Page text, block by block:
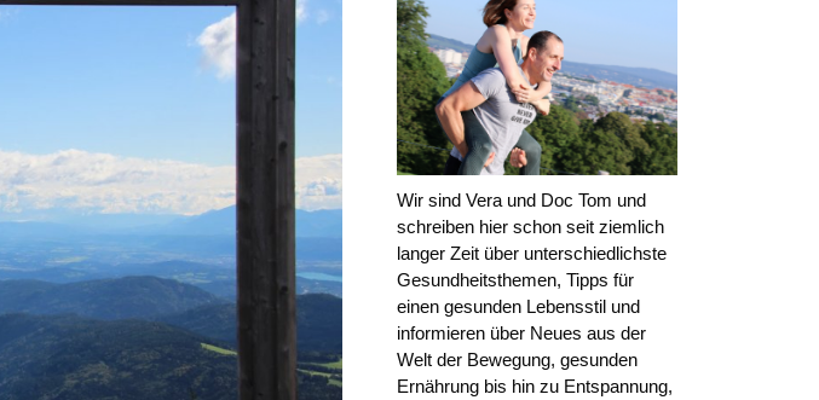
Wir sind Vera und Doc Tom und
schreiben hier schon seit ziemlich
langer Zeit über unterschiedlichste
Gesundheitsthemen, Tipps für
einen gesunden Lebensstil und
informieren über Neues aus der
Welt der Bewegung, gesunden
Ernährung bis hin zu Entspannung,